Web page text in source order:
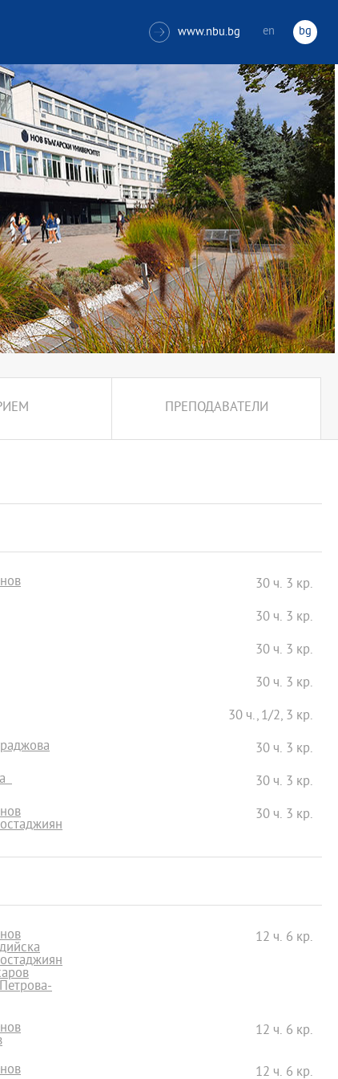
 www.nbu.bg en bg
ПРЕПОДАВАТЕЛИ
30 ч. 3 кр.
30 ч. 3 кр.
30 ч. 3 кр.
30 ч. 3 кр.
30 ч., 1/2, 3 кр.
30 ч. 3 кр.
30 ч. 3 кр.
30 ч. 3 кр.
12 ч. 6 кр.
12 ч. 6 кр.
12 ч. 6 кр.